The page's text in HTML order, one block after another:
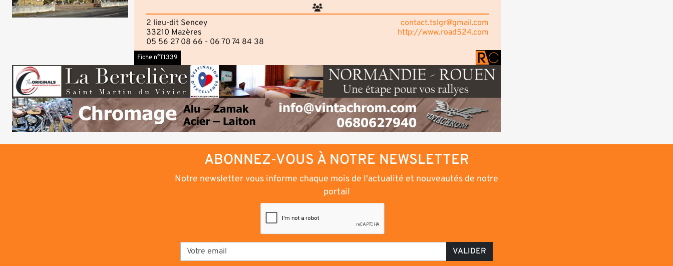
2 lieu-dit Sencey
33210 Mazères
05 56 27 08 66 - 06 70 74 84 38
contact.tslgr@gmail.com
http://www.road524.com
Fiche n°T1339
ABONNEZ-VOUS À NOTRE NEWSLETTER
Notre newsletter vous informe chaque mois de l'actualité et nouveautés de notre
portail
VALIDER